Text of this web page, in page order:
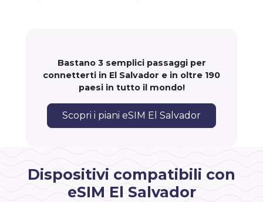
Bastano 3 semplici passaggi per
connetterti in El Salvador e in oltre 190
paesi in tutto il mondo!
Scopri i piani eSIM El Salvador
Dispositivi compatibili con
eSIM El Salvador